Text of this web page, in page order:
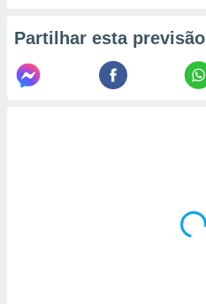
Partilhar esta previsão